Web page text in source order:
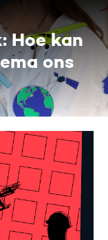
Hoe kan
ons